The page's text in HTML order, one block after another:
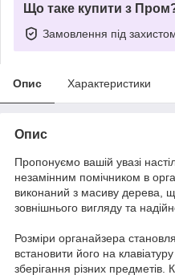
Що таке купити з
Замовлення під
Опис Характеристики
Опис
Пропонуємо вашій увазі
незамінним помічником в
виконаний з масиву дерева,
зовнішнього вигляду та
Розміри органайзера
встановити його на
зберігання різних предметів.